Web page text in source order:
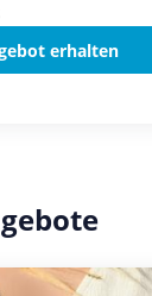
erhalten